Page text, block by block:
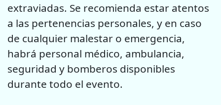
extraviadas. Se recomienda estar atentos
a las pertenencias personales, y en caso
de cualquier malestar o emergencia,
habrá personal médico, ambulancia,
seguridad y bomberos disponibles
durante todo el evento.